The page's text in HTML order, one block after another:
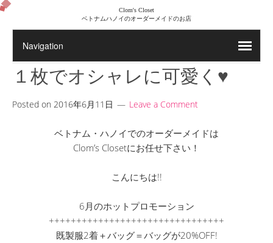
Clom's Closet
ベトナムハノイのオーダーメイドのお店
１枚でオシャレに可愛く♥
Posted on 2016年6月11日 Leave a Comment
ベトナム・ハノイでのオーダーメイドは
Clom’s Closetにお任せ下さい！
こんにちは!!
6月のホットプロモーション
++++++++++++++++++++++++++++++++
既製服2着＋バッグ＝バッグが20%OFF!